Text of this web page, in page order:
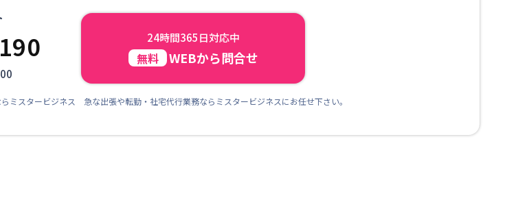
24時間365日対応中
無料 WEBから問合せ
ミスタービジネス 急な出張や転勤・社宅代行業務ならミスタービジネスにお任せ下さい。